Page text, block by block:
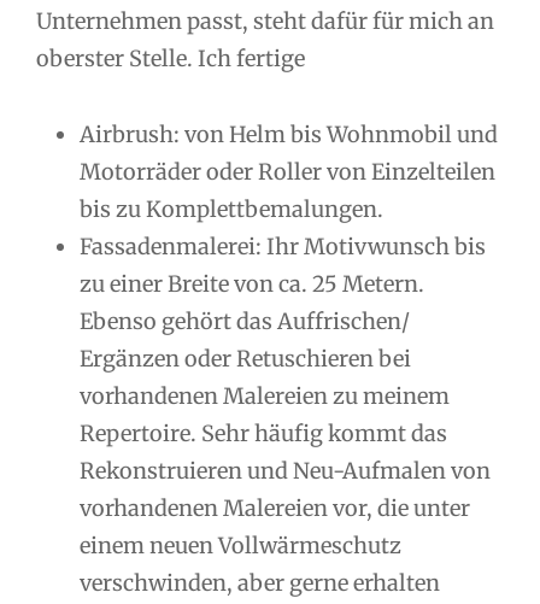
Unternehmen passt, steht dafür für mich an
oberster Stelle. Ich fertige
Airbrush: von Helm bis Wohnmobil und
Motorräder oder Roller von Einzelteilen
bis zu Komplettbemalungen.
Fassadenmalerei: Ihr Motivwunsch bis
zu einer Breite von ca. 25 Metern.
Ebenso gehört das Auffrischen/
Ergänzen oder Retuschieren bei
vorhandenen Malereien zu meinem
Repertoire. Sehr häufig kommt das
Rekonstruieren und Neu-Aufmalen von
vorhandenen Malereien vor, die unter
einem neuen Vollwärmeschutz
verschwinden, aber gerne erhalten